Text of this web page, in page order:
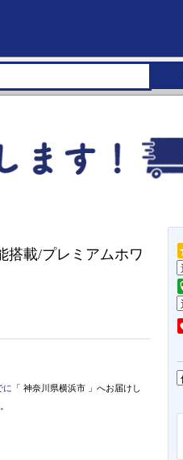
搭載/プレミアムホワ
に 「 神奈川県横浜市 」 へお届けし